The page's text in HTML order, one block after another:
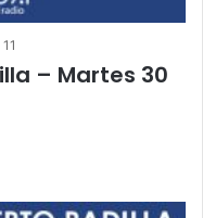
11
– Martes 30